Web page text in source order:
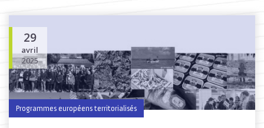
29
avril
2025
Programmes européens territorialisés